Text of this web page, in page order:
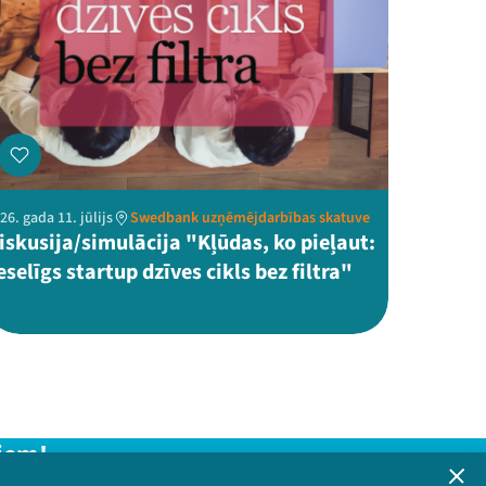
gada 11. jūlijs Swedbank uzņēmējdarbības skatuve
simulācija "Kļūdas, ko pieļaut:
startup dzīves cikls bez filtra"